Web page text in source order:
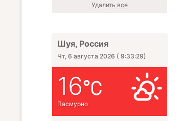
Удалить все
Шуя, Россия
Чт, 6 августа 2026 ( 9:33:31)
16
Пасмурно